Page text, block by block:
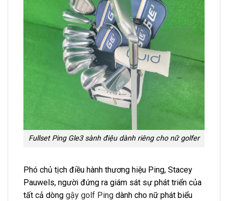
Fullset Ping Gle3 sành điệu dành riêng cho nữ golfer
Phó chủ tịch điều hành thương hiệu Ping, Stacey
Pauwels, người đứng ra giám sát sự phát triển của
tất cả dòng gậy golf Ping dành cho nữ phát biểu